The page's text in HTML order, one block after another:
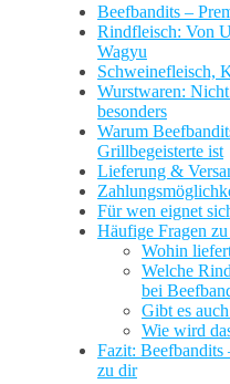
Beefbandits –
Rindfleisch: Von
Wagyu
Schweinefleisch,
Wurstwaren:
besonders
Warum
Grillbegeisterte ist
Lieferung &
Für wen eignet
Häufige Fragen
Wohin
Welche
bei
Gibt es
Wie wird
Fazit: Beefbandits
zu dir